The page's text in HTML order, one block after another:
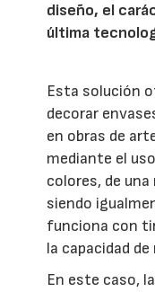
diseño, el
última
Esta solución
decorar
en obras de
mediante el
colores, de
siendo
funciona con
la capacidad
En este caso,